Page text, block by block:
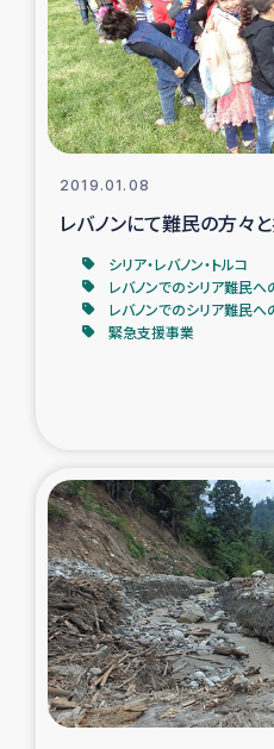
トルコ・シリ
デニヤヤ小規
アイナロ県マウベシ郡
ベイルート大規
2019.01.08
レバノンにて難民の方々
シリア・レバノン・トルコ
レバノンでのシリア難民
レバノンでのシリア難民へ
緊急支援事業